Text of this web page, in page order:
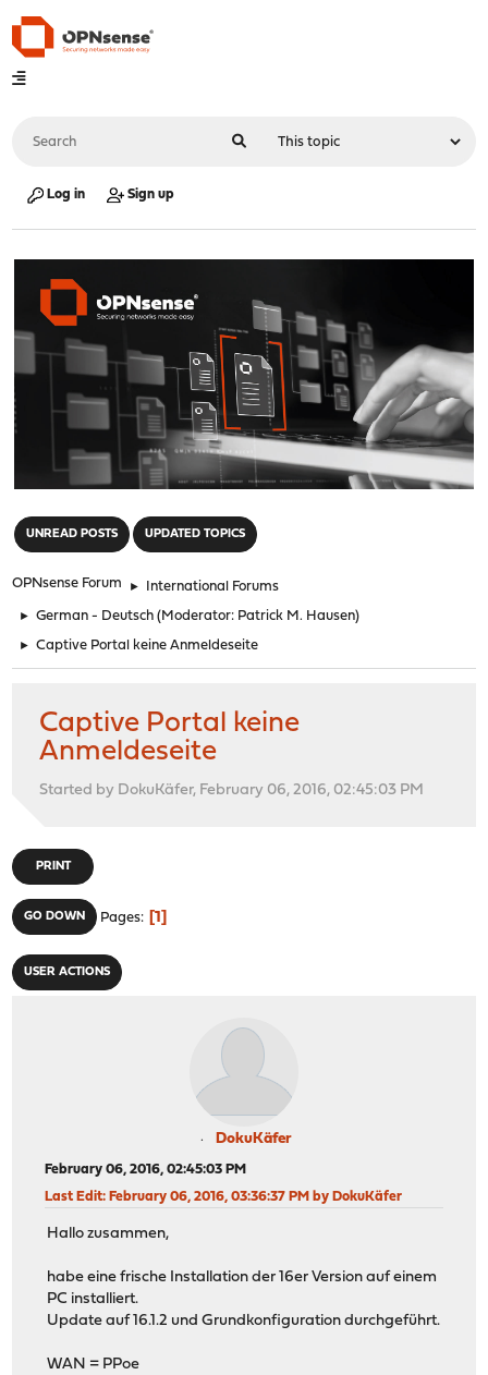
Log in Sign up
UNREAD POSTS UPDATED TOPICS
OPNsense Forum ► International Forums
► German - Deutsch (Moderator: Patrick M. Hausen)
► Captive Portal keine Anmeldeseite
Captive Portal keine
Anmeldeseite
Started by DokuKäfer, February 06, 2016, 02:45:03 PM
PRINT
GO DOWN Pages 1
USER ACTIONS
DokuKäfer
February 06, 2016, 02:45:03 PM
Last Edit: February 06, 2016, 03:36:37 PM by DokuKäfer
Hallo zusammen,
habe eine frische Installation der 16er Version auf einem
PC installiert.
Update auf 16.1.2 und Grundkonfiguration durchgeführt.
WAN = PPoe